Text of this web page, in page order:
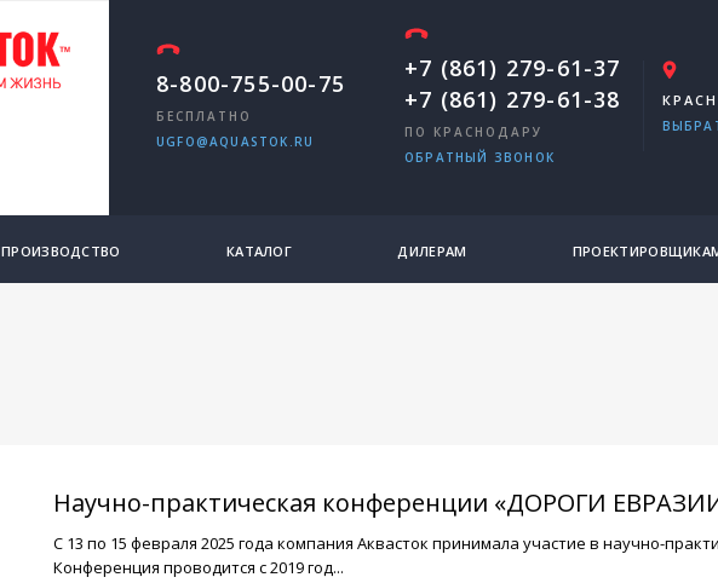
8-800-755-00-75
БЕСПЛАТНО
UGFO@AQUASTOK.RU
+7 (861) 279-61-37
+7 (861) 279-61-38
ПО КРАСНОДАРУ
ОБРАТНЫЙ ЗВОНОК
ПРОИЗВОДСТВО КАТАЛОГ ДИЛЕРАМ
Научно-практическая конференции «ДОРОГИ
С 13 по 15 февраля 2025 года компания Аквасток принимала участие в научно-
Конференция проводится с 2019 год...